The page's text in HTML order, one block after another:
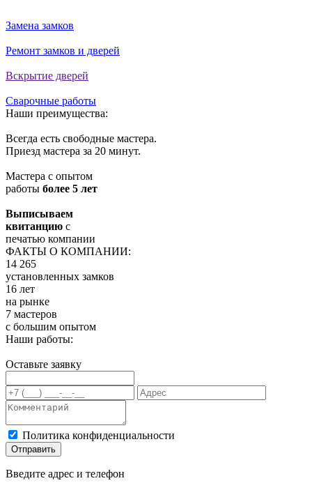
Замена замков
Ремонт замков и дверей
Вскрытие дверей
Сварочные работы
Наши преимущества:
Всегда есть свободные мастера.
Приезд мастера за 20 минут.
Мастера с опытом
работы более 5 лет
Выписываем
квитанцию с
печатью компании
ФАКТЫ О КОМПАНИИ:
14 265
установленных замков
16 лет
на рынке
7 мастеров
с большим опытом
Наши работы:
Оставьте заявку
Политика конфиденциальности
Отправить
Введите адрес и телефон